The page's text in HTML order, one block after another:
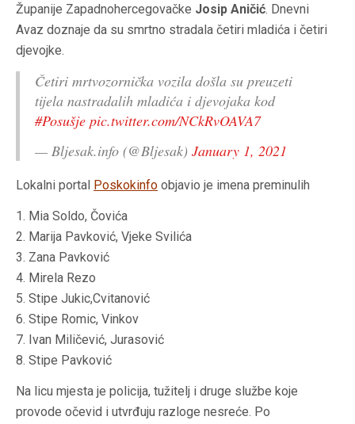
Županije Zapadnohercegovačke Josip Aničić. Dnevni
Avaz doznaje da su smrtno stradala četiri mladića i četiri
djevojke.
Četiri mrtvozornička vozila došla su preuzeti
tijela nastradalih mladića i djevojaka kod
#Posušje pic.twitter.com/NCkRvOAVA7
— Bljesak.info (@Bljesak) January 1, 2021
Lokalni portal Poskokinfo objavio je imena preminulih
1. Mia Soldo, Čovića
2. Marija Pavković, Vjeke Svilića
3. Zana Pavković
4. Mirela Rezo
5. Stipe Jukic,Cvitanović
6. Stipe Romic, Vinkov
7. Ivan Miličević, Jurasović
8. Stipe Pavković
Na licu mjesta je policija, tužitelj i druge službe koje
provode očevid i utvrđuju razloge nesreće. Po